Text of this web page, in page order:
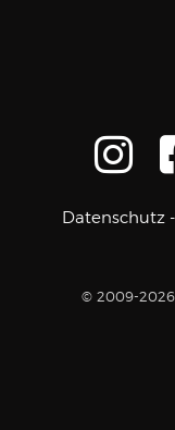
Datenschutz -
© 2009-2026